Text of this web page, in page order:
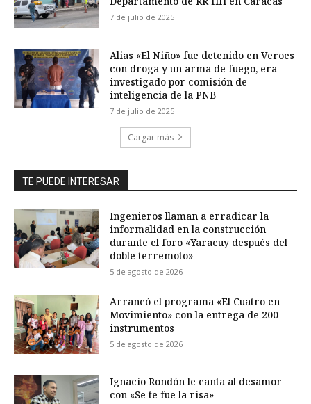
7 de julio de 2025
Alias «El Niño» fue detenido en Veroes
con droga y un arma de fuego, era
investigado por comisión de
inteligencia de la PNB
7 de julio de 2025
Cargar más
TE PUEDE INTERESAR
Ingenieros llaman a erradicar la
informalidad en la construcción
durante el foro «Yaracuy después del
doble terremoto»
5 de agosto de 2026
Arrancó el programa «El Cuatro en
Movimiento» con la entrega de 200
instrumentos
5 de agosto de 2026
Ignacio Rondón le canta al desamor
con «Se te fue la risa»